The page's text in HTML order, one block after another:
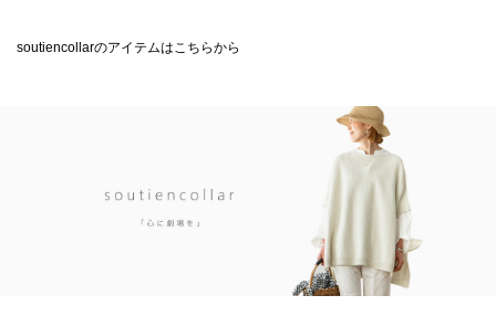
soutiencollarのアイテムはこちらから